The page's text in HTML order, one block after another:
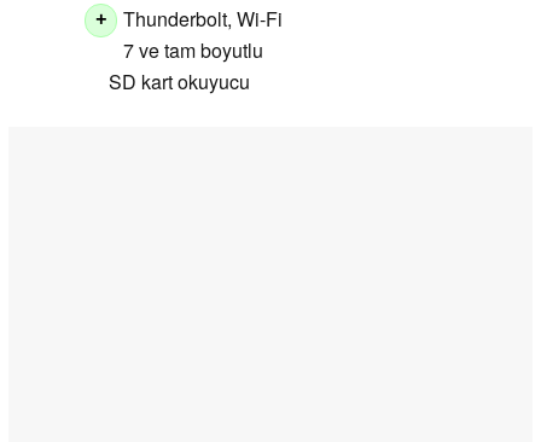
+
Thunderbolt, Wi-Fi
7 ve tam boyutlu
SD kart okuyucu